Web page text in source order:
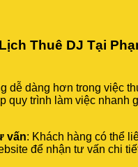
Thuê DJ Tại
dễ dàng hơn trong việc
quy trình làm việc nhanh
vấn: Khách hàng có thể
để nhận tư vấn chi